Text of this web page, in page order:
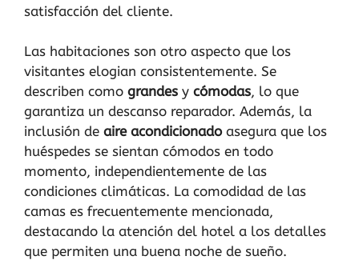
satisfacción del cliente.
Las habitaciones son otro aspecto que los
visitantes elogian consistentemente. Se
describen como grandes y cómodas, lo que
garantiza un descanso reparador. Además, la
inclusión de aire acondicionadoasegura que los
huéspedes se sientan cómodos en todo
momento, independientemente de las
condiciones climáticas. La comodidad de las
camas es frecuentemente mencionada,
destacando la atención del hotel a los detalles
que permiten una buena noche de sueño.